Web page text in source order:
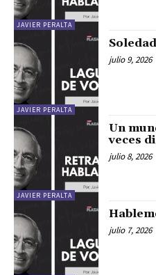
JAVIER PERALTA
JAVIER PERALTA
julio 9, 2026
JAVIER PERALTA
Un
veces
julio 8, 2026
julio 7, 2026